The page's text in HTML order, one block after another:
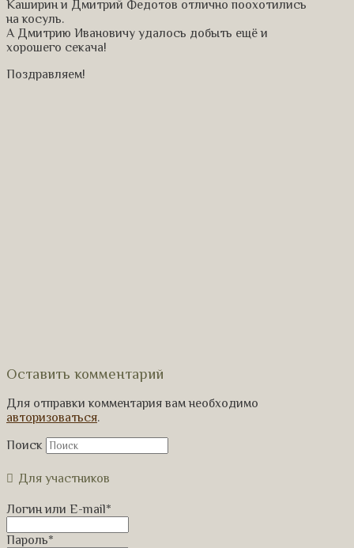
Каширин и Дмитрий Федотов отлично поохотились
на косуль.
А Дмитрию Ивановичу удалось добыть ещё и
хорошего секача!
Поздравляем!
Оставить комментарий
Для отправки комментария вам необходимо
авторизоваться.
Поиск
Для участников
Логин или E-mail*
Пароль*